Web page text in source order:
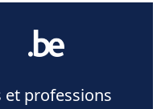
et professions